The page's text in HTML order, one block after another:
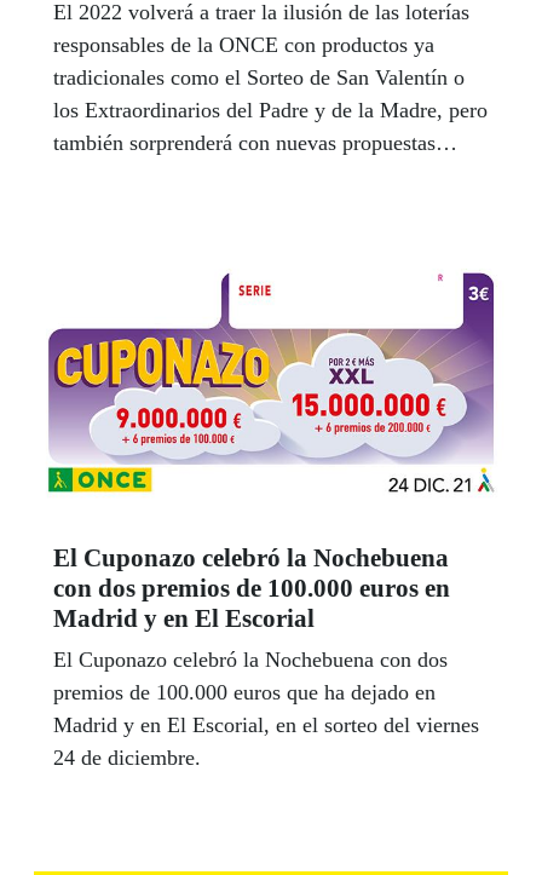
El 2022 volverá a traer la ilusión de las loterías
responsables de la ONCE con productos ya
tradicionales como el Sorteo de San Valentín o
los Extraordinarios del Padre y de la Madre, pero
también sorprenderá con nuevas propuestas
El Cuponazo celebró la Nochebuena
con dos premios de 100.000 euros en
Madrid y en El Escorial
El Cuponazo celebró la Nochebuena con dos
premios de 100.000 euros que ha dejado en
Madrid y en El Escorial, en el sorteo del viernes
24 de diciembre.